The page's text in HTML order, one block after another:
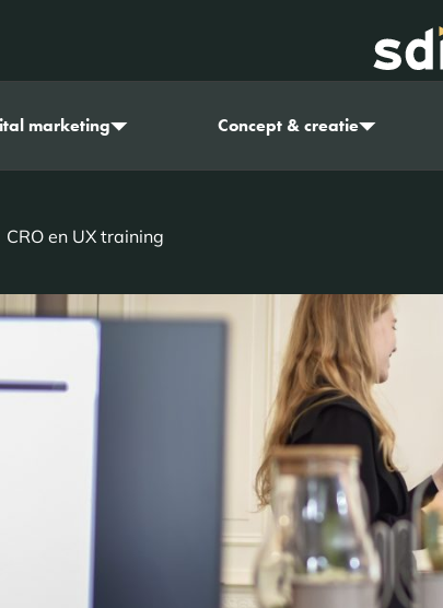
marketing Concept & creatie
CRO en UX training